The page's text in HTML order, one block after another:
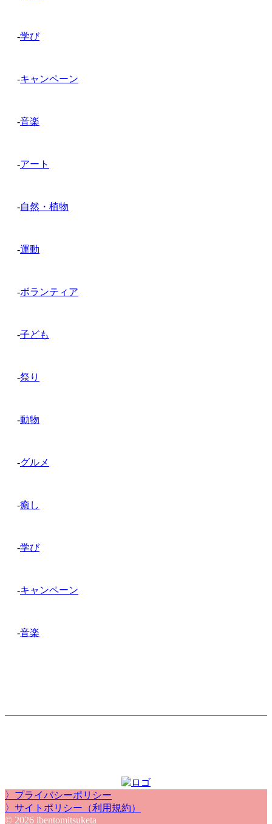
-学び
-キャンペーン
-音楽
-アート
-自然・植物
-運動
-ボランティア
-子ども
-祭り
-動物
-グルメ
-癒し
-学び
-キャンペーン
-音楽
〉プライバシーポリシー
〉サイトポリシー（利用規約）
© 2026 ibentomitsuketa